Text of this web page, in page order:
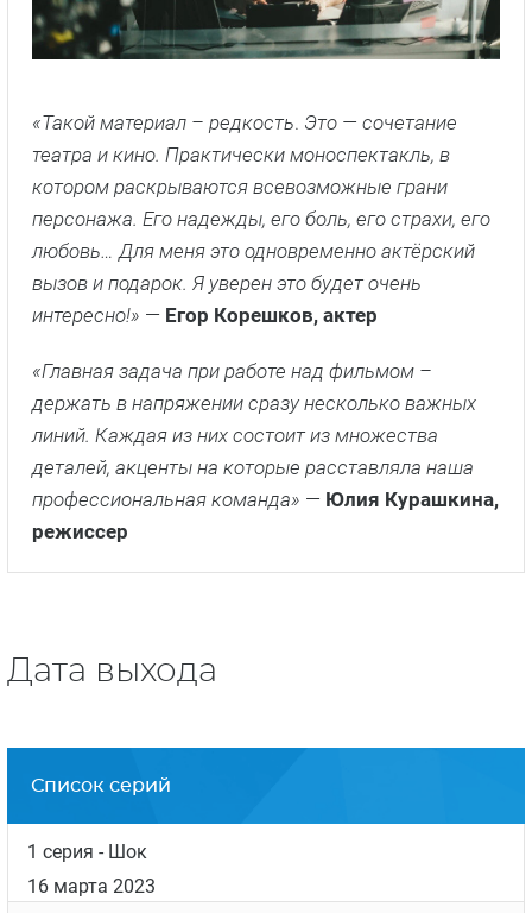
«Такой материал – редкость. Это — сочетание
театра и кино. Практически моноспектакль, в
котором раскрываются всевозможные грани
персонажа. Его надежды, его боль, его страхи, его
любовь… Для меня это одновременно актёрский
вызов и подарок. Я уверен это будет очень
интересно!» — Егор Корешков, актер
«Главная задача при работе над фильмом –
держать в напряжении сразу несколько важных
линий. Каждая из них состоит из множества
деталей, акценты на которые расставляла наша
профессиональная команда» — Юлия Курашкина,
режиссер
Дата выхода
Список серий
1 серия - Шок
16 марта 2023